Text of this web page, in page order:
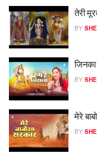
तेरी
BY
जिनका
BY
मेरे
BY